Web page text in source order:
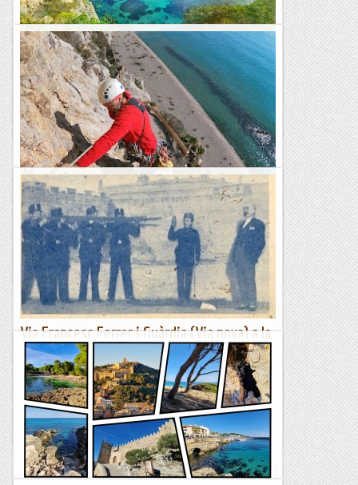
Cala Pi, Cala Beltran, Torre de defensa des
Cap Blanc
TrailRunningMallorca – Correr por la isla de Mallorca
Via Josep Miret (Via Nova) a Cala Ginesta.
El 17 de novembre de 1944 els nazis executaven el militant
comunista català Josep Miret i Musté al camp d'extermini de
Mauthausen.El 1937, Miret, compromès antifeixista, va...
Les altres vies...
Via Francesc Ferrer i Guàrdia (Via nova) a la
Cala Ginesta
Francesc Ferrer i Guàrdia (Alella, 14 de
gener de 1859 - Montjuïc (Barcelona), 13
d'octubre de 1909) va ser un...
Les altres vies...